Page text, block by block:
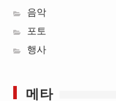
음악
포토
행사
메타